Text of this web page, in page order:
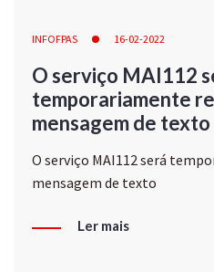
INFOFPAS 16-02-2022
O serviço MAI112
temporariamente
mensagem de texto
O serviço MAI112 será
mensagem de texto
Ler mais